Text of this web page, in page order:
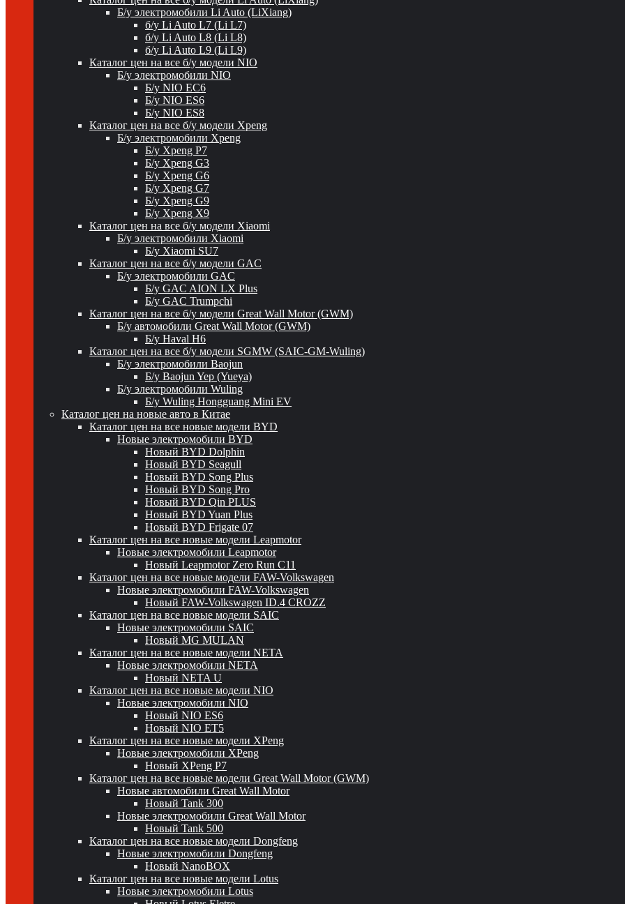
Б/у электромобили Li Auto (LiXiang)
б/у Li Auto L7 (Li L7)
б/у Li Auto L8 (Li L8)
б/у Li Auto L9 (Li L9)
Каталог цен на все б/у модели NIO
Б/у электромобили NIO
Б/у NIO EC6
Б/у NIO ES6
Б/у NIO ES8
Каталог цен на все б/у модели Xpeng
Б/у электромобили Xpeng
Б/у Xpeng P7
Б/у Xpeng G3
Б/у Xpeng G6
Б/у Xpeng G7
Б/у Xpeng G9
Б/у Xpeng X9
Каталог цен на все б/у модели Xiaomi
Б/у электромобили Xiaomi
Б/у Xiaomi SU7
Каталог цен на все б/у модели GAC
Б/у электромобили GAC
Б/у GAC AION LX Plus
Б/у GAC Trumpchi
Каталог цен на все б/у модели Great Wall Motor (GWM)
Б/у автомобили Great Wall Motor (GWM)
Б/у Haval H6
Каталог цен на все б/у модели SGMW (SAIC-GM-Wuling)
Б/у электромобили Baojun
Б/у Baojun Yep (Yueya)
Б/у электромобили Wuling
Б/у Wuling Hongguang Mini EV
Каталог цен на новые авто в Китае
Каталог цен на все новые модели BYD
Новые электромобили BYD
Новый BYD Dolphin
Новый BYD Seagull
Новый BYD Song Plus
Новый BYD Song Pro
Новый BYD Qin PLUS
Новый BYD Yuan Plus
Новый BYD Frigate 07
Каталог цен на все новые модели Leapmotor
Новые электромобили Leapmotor
Новый Leapmotor Zero Run C11
Каталог цен на все новые модели FAW-Volkswagen
Новые электромобили FAW-Volkswagen
Новый FAW-Volkswagen ID.4 CROZZ
Каталог цен на все новые модели SAIC
Новые электромобили SAIC
Новый MG MULAN
Каталог цен на все новые модели NETA
Новые электромобили NETA
Новый NETA U
Каталог цен на все новые модели NIO
Новые электромобили NIO
Новый NIO ES6
Новый NIO ET5
Каталог цен на все новые модели XPeng
Новые электромобили XPeng
Новый XPeng P7
Каталог цен на все новые модели Great Wall Motor (GWM)
Новые автомобили Great Wall Motor
Новый Tank 300
Новые электромобили Great Wall Motor
Новый Tank 500
Каталог цен на все новые модели Dongfeng
Новые электромобили Dongfeng
Новый NanoBOX
Каталог цен на все новые модели Lotus
Новые электромобили Lotus